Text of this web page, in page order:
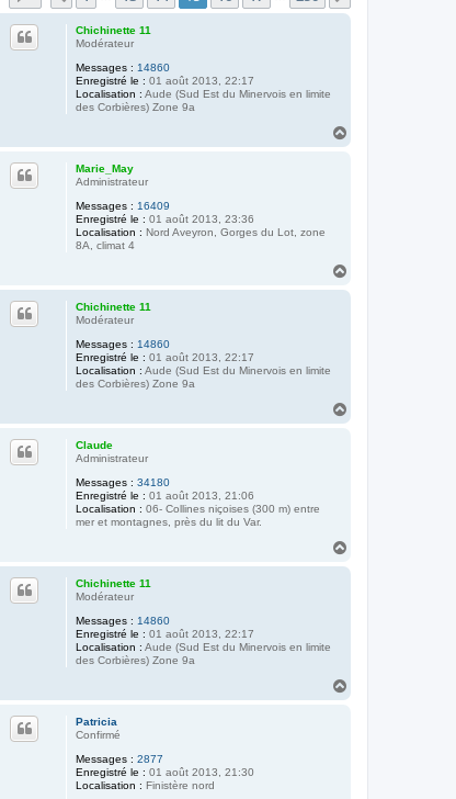
Chichinette 11
Modérateur
Messages : 14860
Enregistré le : 01 août 2013, 22:17
Localisation : Aude (Sud Est du Minervois en limite
des Corbières) Zone 9a
Marie_May
Administrateur
Messages : 16409
Enregistré le : 01 août 2013, 23:36
Localisation : Nord Aveyron, Gorges du Lot, zone
8A, climat 4
Chichinette 11
Modérateur
Messages : 14860
Enregistré le : 01 août 2013, 22:17
Localisation : Aude (Sud Est du Minervois en limite
des Corbières) Zone 9a
Claude
Administrateur
Messages : 34180
Enregistré le : 01 août 2013, 21:06
Localisation : 06- Collines niçoises (300 m) entre
mer et montagnes, près du lit du Var.
Chichinette 11
Modérateur
Messages : 14860
Enregistré le : 01 août 2013, 22:17
Localisation : Aude (Sud Est du Minervois en limite
des Corbières) Zone 9a
Patricia
Confirmé
Messages : 2877
Enregistré le : 01 août 2013, 21:30
Localisation : Finistère nord